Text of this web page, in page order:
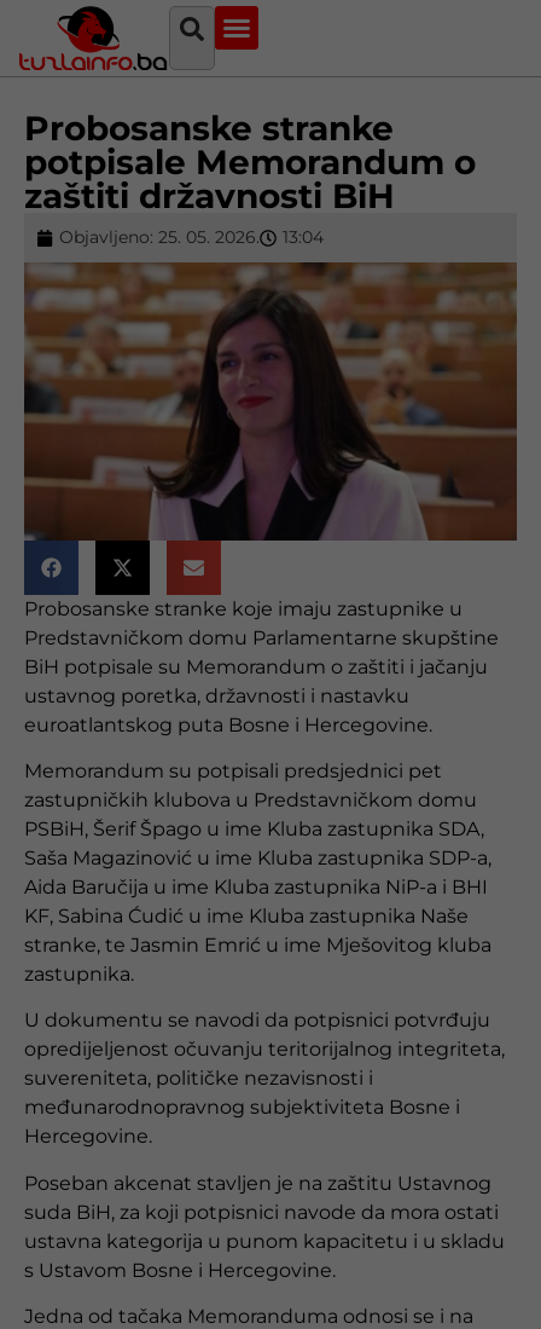
Probosanske stranke
potpisale Memorandum o
zaštiti državnosti BiH
Objavljeno: 25. 05. 2026. 13:04
Probosanske stranke koje imaju zastupnike u
Predstavničkom domu Parlamentarne skupštine
BiH potpisale su Memorandum o zaštiti i jačanju
ustavnog poretka, državnosti i nastavku
euroatlantskog puta Bosne i Hercegovine.
Memorandum su potpisali predsjednici pet
zastupničkih klubova u Predstavničkom domu
PSBiH, Šerif Špago u ime Kluba zastupnika SDA,
Saša Magazinović u ime Kluba zastupnika SDP-a,
Aida Baručija u ime Kluba zastupnika NiP-a i BHI
KF, Sabina Ćudić u ime Kluba zastupnika Naše
stranke, te Jasmin Emrić u ime Mješovitog kluba
zastupnika.
U dokumentu se navodi da potpisnici potvrđuju
opredijeljenost očuvanju teritorijalnog integriteta,
suvereniteta, političke nezavisnosti i
međunarodnopravnog subjektiviteta Bosne i
Hercegovine.
Poseban akcenat stavljen je na zaštitu Ustavnog
suda BiH, za koji potpisnici navode da mora ostati
ustavna kategorija u punom kapacitetu i u skladu
s Ustavom Bosne i Hercegovine.
Jedna od tačaka Memoranduma odnosi se i na